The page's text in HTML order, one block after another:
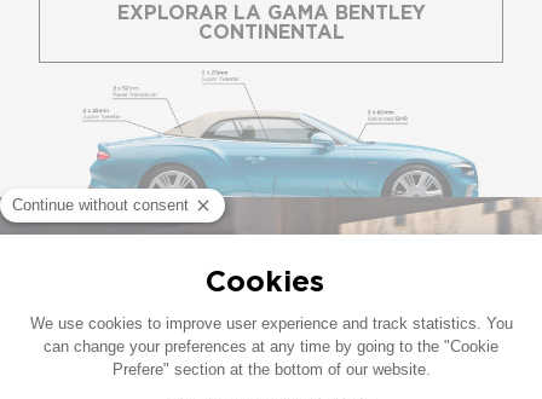
EXPLORAR LA GAMA BENTLEY
CONTINENTAL